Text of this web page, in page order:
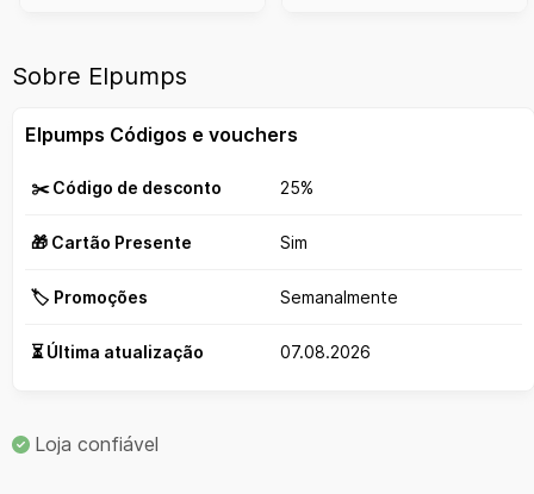
Sobre Elpumps
Elpumps Códigos e vouchers
✂️ Código de desconto 25%
🎁 Cartão Presente Sim
🏷️ Promoções Semanalmente
⏳ Última atualização 07.08.2026
Loja confiável